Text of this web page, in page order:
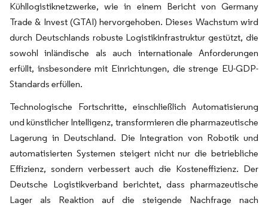
Kühllogistiknetzwerke, wie in einem Bericht von Germany
Trade & Invest (GTAI) hervorgehoben. Dieses Wachstum wird
durch Deutschlands robuste Logistikinfrastruktur gestützt, die
sowohl inländische als auch internationale Anforderungen
erfüllt, insbesondere mit Einrichtungen, die strenge EU-GDP-
Standards erfüllen.
Technologische Fortschritte, einschließlich Automatisierung
und künstlicher Intelligenz, transformieren die pharmazeutische
Lagerung in Deutschland. Die Integration von Robotik und
automatisierten Systemen steigert nicht nur die betriebliche
Effizienz, sondern verbessert auch die Kosteneffizienz. Der
Deutsche Logistikverband berichtet, dass pharmazeutische
Lager als Reaktion auf die steigende Nachfrage nach